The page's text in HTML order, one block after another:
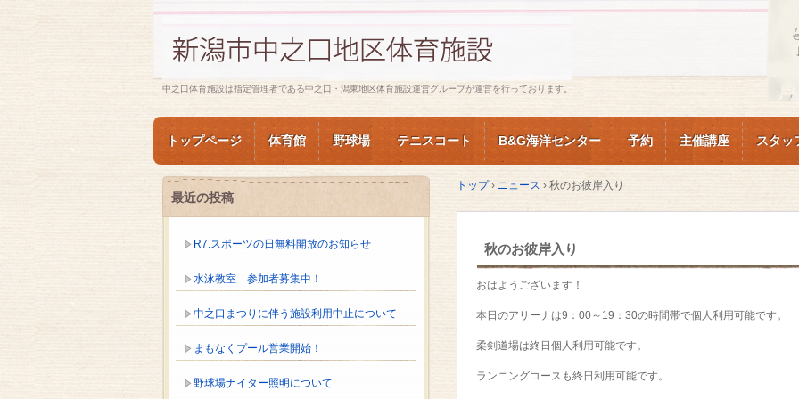
中之口体育施設は指定管理者である中之口・潟東地区体育施設運営グループが運営を行っております。
トップページ 体育館 野球場 テニスコート B&G海洋センター 予約 主催講座 スタッ
トップ › ニュース › 秋のお彼岸入り
秋のお彼岸入り
おはようございます！
本日のアリーナは9：00～19：30の時間帯で個人利用可能です。
柔剣道場は終日個人利用可能です。
ランニングコースも終日利用可能です。
最近の投稿
R7.スポーツの日無料開放のお知らせ
水泳教室 参加者募集中！
中之口まつりに伴う施設利用中止について
まもなくプール営業開始！
野球場ナイター照明について